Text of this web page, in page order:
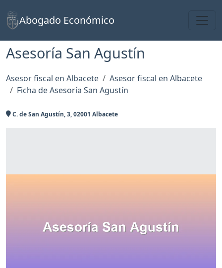
Abogado Económico
Asesoría San Agustín
Asesor fiscal en Albacete
Asesor fiscal en Albacete
Ficha de Asesoría San Agustín
C. de San Agustín, 3, 02001 Albacete